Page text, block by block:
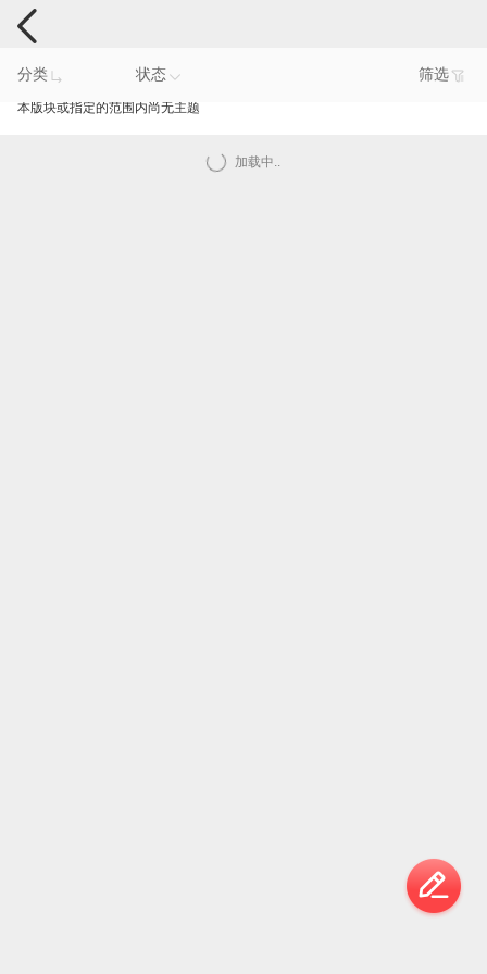
电脑反馈
分类 状态 筛选
本版块或指定的范围内尚无主题
加载中..